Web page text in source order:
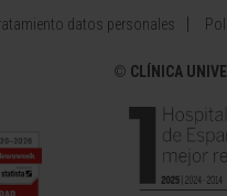
datos personales
© CLÍNICA